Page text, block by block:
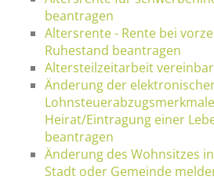
beantragen
Altersrente - Rente bei
Ruhestand beantragen
Altersteilzeitarbeit
Änderung der
Heirat/Eintragung einer
beantragen
Änderung des Wohnsitzes
Stadt oder Gemeinde